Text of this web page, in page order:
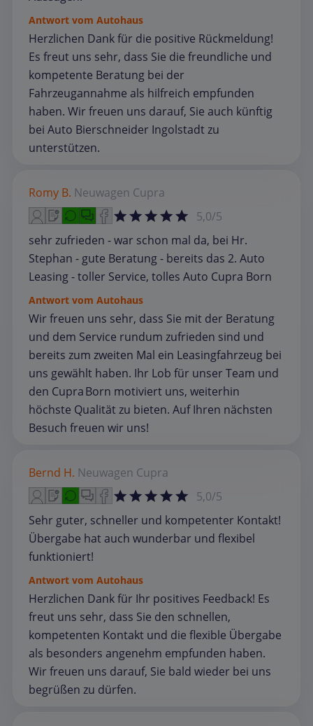
Antwort vom Autohaus
Herzlichen Dank für die positive Rückmeldung!
Es freut uns sehr, dass Sie die freundliche und
kompetente Beratung bei der
Fahrzeugannahme als hilfreich empfunden
haben. Wir freuen uns darauf, Sie auch künftig
bei Auto Bierschneider Ingolstadt zu
unterstützen.
Romy B. Neuwagen Cupra
5,0/5
sehr zufrieden - war schon mal da, bei Hr.
Stephan - gute Beratung - bereits das 2. Auto
Leasing - toller Service, tolles Auto Cupra Born
Antwort vom Autohaus
Wir freuen uns sehr, dass Sie mit der Beratung
und dem Service rundum zufrieden sind und
bereits zum zweiten Mal ein Leasingfahrzeug bei
uns gewählt haben. Ihr Lob für unser Team und
den Cupra Born motiviert uns, weiterhin
höchste Qualität zu bieten. Auf Ihren nächsten
Besuch freuen wir uns!
Bernd H. Neuwagen Cupra
5,0/5
Sehr guter, schneller und kompetenter Kontakt!
Übergabe hat auch wunderbar und flexibel
funktioniert!
Antwort vom Autohaus
Herzlichen Dank für Ihr positives Feedback! Es
freut uns sehr, dass Sie den schnellen,
kompetenten Kontakt und die flexible Übergabe
als besonders angenehm empfunden haben.
Wir freuen uns darauf, Sie bald wieder bei uns
begrüßen zu dürfen.